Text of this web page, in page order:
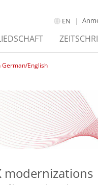
EN
German/English
modernizations